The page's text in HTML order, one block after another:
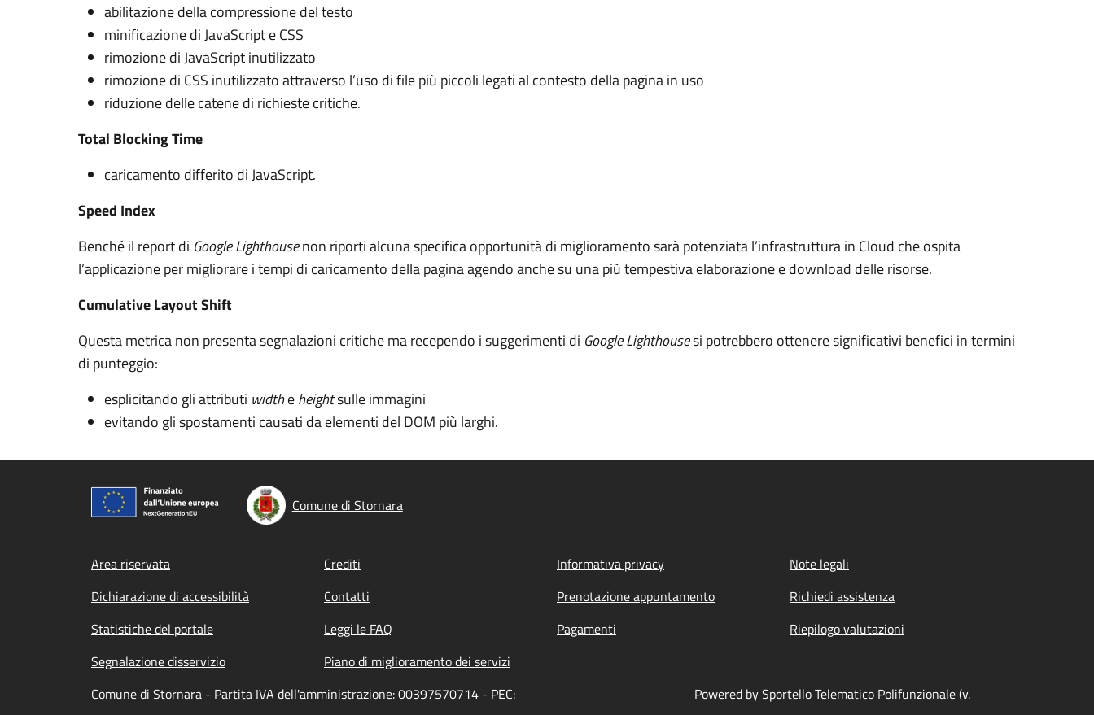
abilitazione della compressione del testo
minificazione di JavaScript e CSS
rimozione di JavaScript inutilizzato
rimozione di CSS inutilizzato attraverso l’uso di file più piccoli legati al contesto della pagina in uso
riduzione delle catene di richieste critiche.
Total Blocking Time
caricamento differito di JavaScript.
Speed Index
Benché il report di Google Lighthousenon riporti alcuna specifica opportunità di miglioramento sarà potenziata l’infrastruttura in Cloud che ospita
l’applicazione per migliorare i tempi di caricamento della pagina agendo anche su una più tempestiva elaborazione e download delle risorse.
Cumulative Layout Shift
Questa metrica non presenta segnalazioni critiche ma recependo i suggerimenti di Google Lighthousesi potrebbero ottenere significativi benefici in termini
di punteggio:
esplicitando gli attributi widtheheightsulle immagini
evitando gli spostamenti causati da elementi del DOM più larghi.
Comune di Stornara
Footer menu
Area riservata Crediti Informativa privacy
Note legali
Dichiarazione di accessibilità
Contatti Prenotazione appuntamento
Richiedi assistenza
Statistiche del portale
Leggi le FAQ Pagamenti
Riepilogo valutazioni
Segnalazione disservizio
Piano di miglioramento dei servizi
Comune di Stornara - Partita IVA dell'amministrazione: 00397570714 - PEC:
Powered by Sportello Telematico Polifunzionale (v.